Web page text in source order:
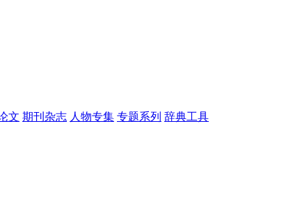
文 期刊杂志 人物专集 专题系列 辞典工具